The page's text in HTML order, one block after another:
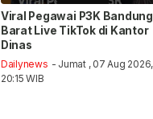
Viral Pegawai P3K Bandung
Barat Live TikTok di Kantor
Dinas
Dailynews - Jumat , 07 Aug 2026,
20:15 WIB